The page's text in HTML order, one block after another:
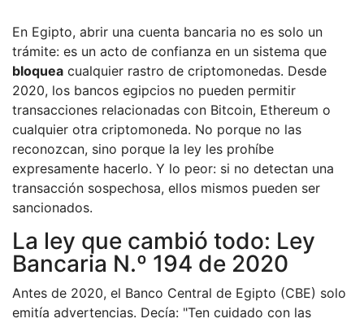
En Egipto, abrir una cuenta bancaria no es solo un
trámite: es un acto de confianza en un sistema que
bloquea cualquier rastro de criptomonedas. Desde
2020, los bancos egipcios no pueden permitir
transacciones relacionadas con Bitcoin, Ethereum o
cualquier otra criptomoneda. No porque no las
reconozcan, sino porque la ley les prohíbe
expresamente hacerlo. Y lo peor: si no detectan una
transacción sospechosa, ellos mismos pueden ser
sancionados.
La ley que cambió todo: Ley
Bancaria N.º 194 de 2020
Antes de 2020, el Banco Central de Egipto (CBE) solo
emitía advertencias. Decía: "Ten cuidado con las